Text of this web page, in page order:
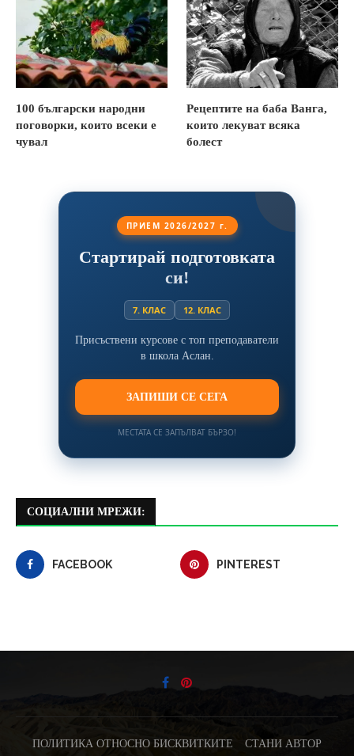
100 български народни
поговорки, които всеки е
чувал
Рецептите на баба Ванга,
които лекуват всяка
болест
ПРИЕМ 2026/2027 г.
Стартирай подготовката
си!
7. КЛАС 12. КЛАС
Присъствени курсове с топ преподаватели
в школа Аслан.
ЗАПИШИ СЕ СЕГА
МЕСТАТА СЕ ЗАПЪЛВАТ БЪРЗО!
СОЦИАЛНИ МРЕЖИ:
FACEBOOK PINTEREST
ПОЛИТИКА ОТНОСНО БИСКВИТКИТЕ СТАНИ АВТОР